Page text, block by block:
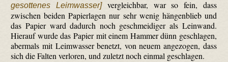
gesottenes Leimwasser]vergleichbar, war so fein, dass
zwischen beiden Papierlagen nur sehr wenig hängenblieb und
das Papier ward dadurch noch geschmeidiger als Leinwand.
Hierauf wurde das Papier mit einem Hammer dünn geschlagen,
abermals mit Leimwasser benetzt, von neuem angezogen, dass
sich die Falten verloren, und zuletzt noch einmal geschlagen.